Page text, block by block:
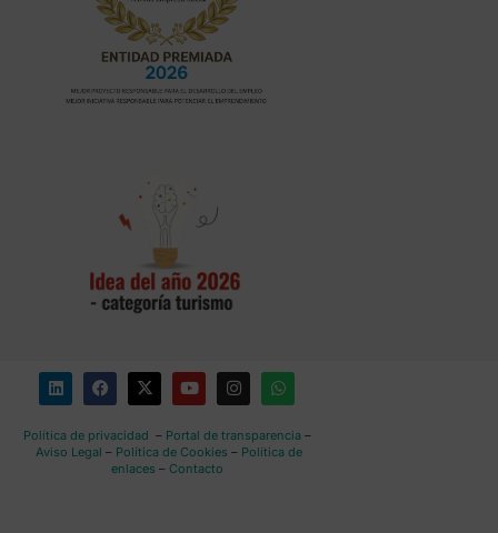
Política de privacidad – Portal de transparencia–
Aviso Legal – Política de Cookies – Política de
enlaces – Contacto